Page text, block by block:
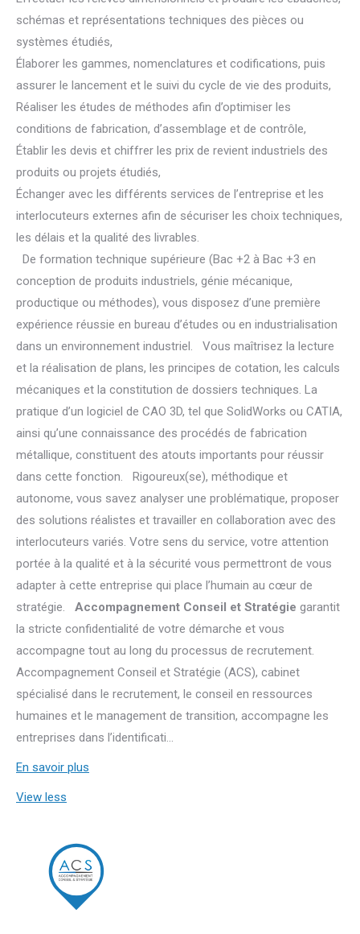
schémas et représentations techniques des pièces ou
systèmes étudiés,
Élaborer les gammes, nomenclatures et codifications, puis
assurer le lancement et le suivi du cycle de vie des produits,
Réaliser les études de méthodes afin d’optimiser les
conditions de fabrication, d’assemblage et de contrôle,
Établir les devis et chiffrer les prix de revient industriels des
produits ou projets étudiés,
Échanger avec les différents services de l’entreprise et les
interlocuteurs externes afin de sécuriser les choix techniques,
les délais et la qualité des livrables.
De formation technique supérieure (Bac +2 à Bac +3 en
conception de produits industriels, génie mécanique,
productique ou méthodes), vous disposez d’une première
expérience réussie en bureau d’études ou en industrialisation
dans un environnement industriel. Vous maîtrisez la lecture
et la réalisation de plans, les principes de cotation, les calculs
mécaniques et la constitution de dossiers techniques. La
pratique d’un logiciel de CAO 3D, tel que SolidWorks ou CATIA,
ainsi qu’une connaissance des procédés de fabrication
métallique, constituent des atouts importants pour réussir
dans cette fonction. Rigoureux(se), méthodique et
autonome, vous savez analyser une problématique, proposer
des solutions réalistes et travailler en collaboration avec des
interlocuteurs variés. Votre sens du service, votre attention
portée à la qualité et à la sécurité vous permettront de vous
adapter à cette entreprise qui place l’humain au cœur de
stratégie. Accompagnement Conseil et Stratégie garantit
la stricte confidentialité de votre démarche et vous
accompagne tout au long du processus de recrutement.
Accompagnement Conseil et Stratégie (ACS), cabinet
spécialisé dans le recrutement, le conseil en ressources
humaines et le management de transition, accompagne les
entreprises dans l’identificati...
En savoir plus
View less